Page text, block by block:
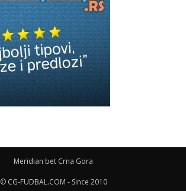
Meridian bet Crna Gora
© CG-FUDBAL.COM - Since 2010